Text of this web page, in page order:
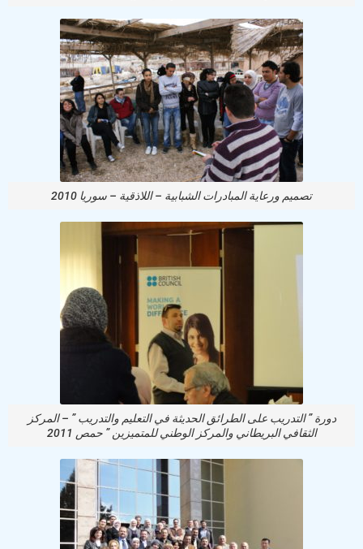
تصميم ورعاية المبادرات الشبابية – اللاذقية – سوريا 2010
دورة ” التدريب على الطرائق الحديثة في التعليم والتدريب ” – المركز
الثقافي البريطاني والمركز الوطني للمتميزين ” حمص 2011